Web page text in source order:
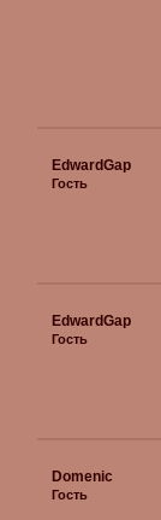
EdwardGap
Гость
EdwardGap
Гость
Domenic
Гость